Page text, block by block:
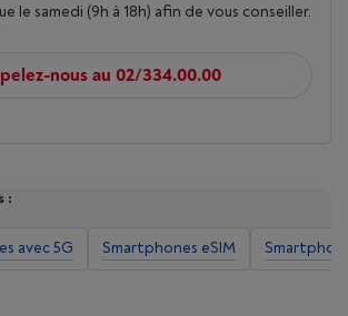
le samedi (9h à 18h) afin de vous conseiller.
nous au 02/334.00.00
:
avec 5G Smartphones eSIM